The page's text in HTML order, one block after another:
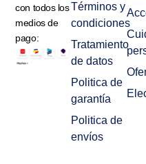
con todos los
medios de
pago:
Términos y
condiciones
Tratamiento
de datos
Politica de
garantía
Politica de
envíos